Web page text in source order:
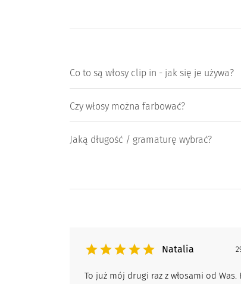
Co to są włosy clip in - jak się je używa?
Czy włosy można farbować?
Jaką długość / gramaturę wybrać?
Natalia
To już mój drugi raz z włosami od Was.